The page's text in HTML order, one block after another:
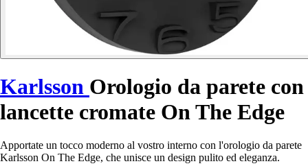
Karlsson Orologio da parete con
lancette cromate On The Edge
Apportate un tocco moderno al vostro interno con l'orologio da parete
Karlsson On The Edge, che unisce un design pulito ed eleganza.